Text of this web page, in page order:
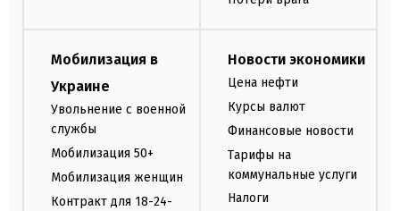
Мобилизация в
Украине
Увольнение с военной
службы
Мобилизация 50+
Мобилизация женщин
Контракт для 18-24-
Новости экономики
Цена нефти
Курсы валют
Финансовые новости
Тарифы на
коммунальные услуги
Налоги